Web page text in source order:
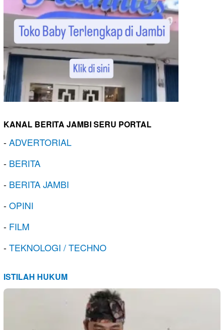
KANAL BERITA JAMBI SERU PORTAL
-ADVERTORIAL
- BERITA
- BERITA JAMBI
-OPINI
- FILM
-TEKNOLOGI / TECHNO
ISTILAH HUKUM